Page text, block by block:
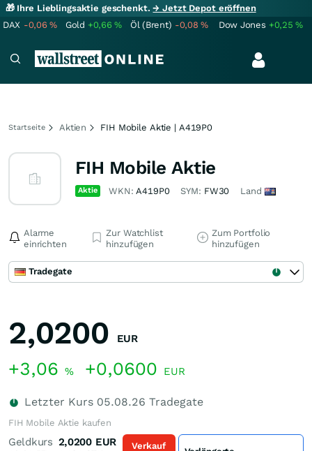
🎁 Ihre Lieblingsaktie geschenkt.→ Jetzt Depot eröffnen
DAX -0,06% Gold +0,66% Öl (Brent) -0,08% Dow Jones +0,25%
Startseite Aktien FIH Mobile Aktie | A419P0
FIH Mobile Aktie
Aktie WKN:A419P0 SYM: FW30 Land
Alarme
einrichten
Zur Watchlist
hinzufügen
Zum Portfolio
hinzufügen
Tradegate
2,0200 EUR
+3,06 % +0,0600 EUR
Letzter Kurs 05.08.26 Tradegate
FIH Mobile Aktie kaufen
Geldkurs 2,0200 EUR Verkauf